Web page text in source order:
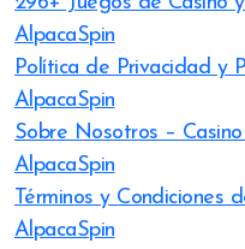
AlpacaSpin
Política de Privacidad y
AlpacaSpin
Sobre Nosotros – Casino
AlpacaSpin
Términos y Condiciones
AlpacaSpin